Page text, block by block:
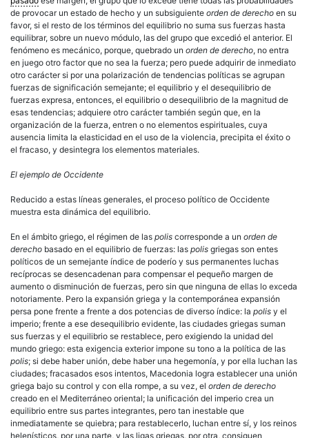
de provocar un estado de hecho y un subsiguiente orden de derecho en su
favor, si el resto de los términos del equilibrio no suma sus fuerzas hasta
equilibrar, sobre un nuevo módulo, las del grupo que excedió el anterior. El
fenómeno es mecánico, porque, quebrado un orden de derecho, no entra
en juego otro factor que no sea la fuerza; pero puede adquirir de inmediato
otro carácter si por una polarización de tendencias políticas se agrupan
fuerzas de significación semejante; el equilibrio y el desequilibrio de
fuerzas expresa, entonces, el equilibrio o desequilibrio de la magnitud de
esas tendencias; adquiere otro carácter también según que, en la
organización de la fuerza, entren o no elementos espirituales, cuya
ausencia limita la elasticidad en el uso de la violencia, precipita el éxito o
el fracaso, y desintegra los elementos materiales.
El ejemplo de Occidente
Reducido a estas líneas generales, el proceso político de Occidente
muestra esta dinámica del equilibrio.
En el ámbito griego, el régimen de las polis corresponde a un orden de
derecho basado en el equilibrio de fuerzas: las polis griegas son entes
políticos de un semejante índice de poderío y sus permanentes luchas
recíprocas se desencadenan para compensar el pequeño margen de
aumento o disminución de fuerzas, pero sin que ninguna de ellas lo exceda
notoriamente. Pero la expansión griega y la contemporánea expansión
persa pone frente a frente a dos potencias de diverso índice: la polis y el
imperio; frente a ese desequilibrio evidente, las ciudades griegas suman
sus fuerzas y el equilibrio se restablece, pero exigiendo la unidad del
mundo griego: esta exigencia exterior impone su tono a la política de las
polis; si debe haber unión, debe haber una hegemonía, y por ella luchan las
ciudades; fracasados esos intentos, Macedonia logra establecer una unión
griega bajo su control y con ella rompe, a su vez, el orden de derecho
creado en el Mediterráneo oriental; la unificación del imperio crea un
equilibrio entre sus partes integrantes, pero tan inestable que
inmediatamente se quiebra; para restablecerlo, luchan entre sí, y los reinos
helenísticos, por una parte, y las ligas griegas, por otra, consiguen